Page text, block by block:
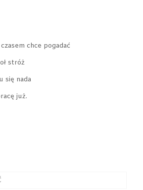
chce pogadać
stróż
się nada
już.